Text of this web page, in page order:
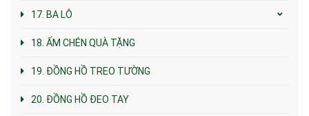
17. BA LÔ
18. ẤM CHÉN QUÀ TẶNG
19. ĐỒNG HỒ TREO TƯỜNG
20. ĐỒNG HỒ ĐEO TAY